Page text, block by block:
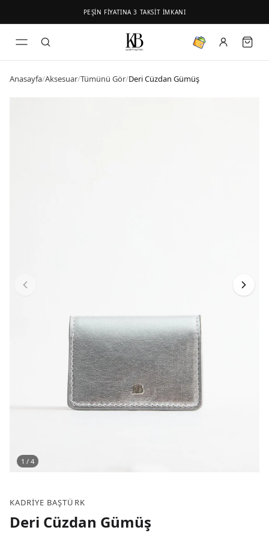
PEŞİN FİYATINA 3 TAKSİT İMKANI
Anasayfa/Aksesuar/Tümünü Gör/Deri Cüzdan Gümüş
1 / 4
KADRIYE BAŞTÜRK
Deri Cüzdan Gümüş